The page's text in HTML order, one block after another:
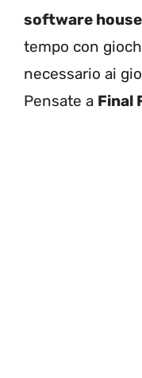
software house
tempo con
necessario ai
Pensate a Final